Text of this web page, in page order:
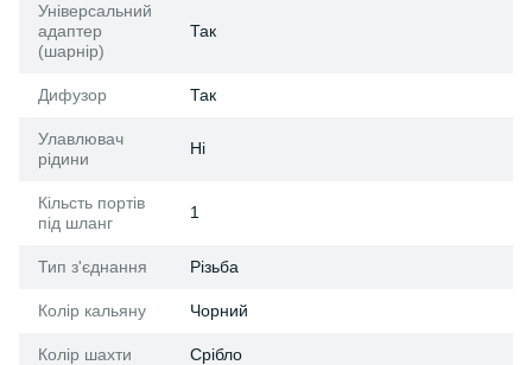
Універсальний
адаптер
(шарнір)
Так
Дифузор Так
Улавлювач
рідини
Ні
Кільсть портів
під шланг
1
Тип з'єднання Різьба
Колір кальяну Чорний
Колір шахти Срібло